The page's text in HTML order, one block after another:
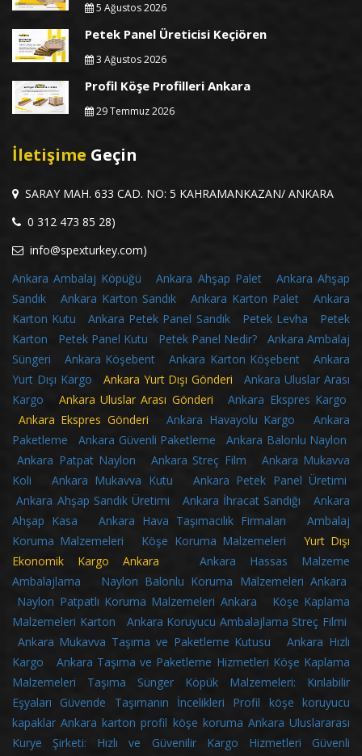
5 Ağustos 2026
Petek Panel Üreticisi Keçiören
3 Ağustos 2026
Profil Köşe Profilleri Ankara
29 Temmuz 2026
İletişime Geçin
SARAY MAH. 633 CAD. NO: 5 KAHRAMANKAZAN/ ANKARA
0 312 473 85 28)
info@spexturkey.com)
Ankara Ambalaj Köpüğü
Ankara Ahşap Palet
Ankara Ahşap
Sandık
Ankara Karton Sandık Ankara Karton Palet
Ankara
Karton Kutu
Ankara Petek Panel Sandık Petek Levha
Petek
Karton
Petek Panel Kutu Petek Panel Nedir?
Ankara Ambalaj
Süngeri
Ankara Köşebent Ankara Karton Köşebent
Ankara
Yurt Dışı Kargo Ankara Yurt Dışı GönderiAnkara Uluslar Arası
Kargo Ankara Uluslar Arası GönderiAnkara Ekspres Kargo
Ankara Ekspres Gönderi
Ankara Havayolu Kargo
Ankara
Paketleme
Ankara Güvenli Paketleme
Ankara Balonlu Naylon
Ankara Patpat Naylon
Ankara Streç Film
Ankara Mukavva
Koli
Ankara Mukavva Kutu
Ankara Petek Panel Üretimi
Ankara Ahşap Sandık Üretimi
Ankara İhracat Sandığı
Ankara
Ahşap Kasa
Ankara Hava Taşımacılık Firmaları
Ambalaj
Koruma Malzemeleri
Köşe Koruma Malzemeleri Yurt Dışı
Ekonomik Kargo AnkaraAnkara Hassas Malzeme
Ambalajlama
Naylon Balonlu Koruma Malzemeleri Ankara
Naylon Patpatlı Koruma Malzemeleri Ankara
Köşe Kaplama
Malzemeleri Karton
Ankara Koruyucu Ambalajlama Streç Filmi
Ankara Mukavva Taşıma ve Paketleme Kutusu
Ankara Hızlı
Kargo
Ankara Taşıma ve Paketleme Hizmetleri Köşe Kaplama
Malzemeleri
Taşıma Sünger Köpük Malzemeleri: Kırılabilir
Eşyaları Güvende Taşımanın İncelikleri
Profil köşe koruyucu
kapaklar Ankara karton profil köşe koruma Ankara Uluslararası
Kurye Şirketi: Hızlı ve Güvenilir Kargo Hizmetleri
Güvenli